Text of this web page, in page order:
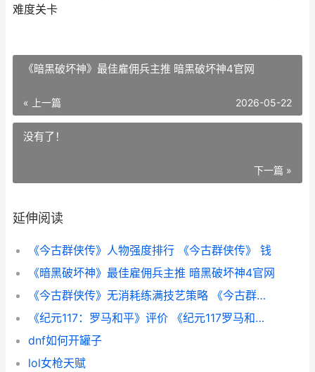
难度关卡
《暗黑破坏神》最佳雇佣兵主推 暗黑破坏神4官网
« 上一篇 2026-05-22
没有了！
下一篇 »
延伸阅读
《今古群侠传》人物强度排行 《今古群侠传》 钱
《暗黑破坏神》最佳雇佣兵主推 暗黑破坏神4官网
《今古群侠传》无消耗练满技艺策略 《今古群侠传》有哪些逆天开局设定?
《纪元117：罗马和平》评价 《纪元117罗马和平》葡萄酒布局分享
dnf如何开罐子
lol女枪天赋